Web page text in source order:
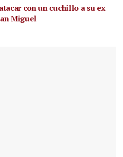
con un cuchillo a su ex
Miguel